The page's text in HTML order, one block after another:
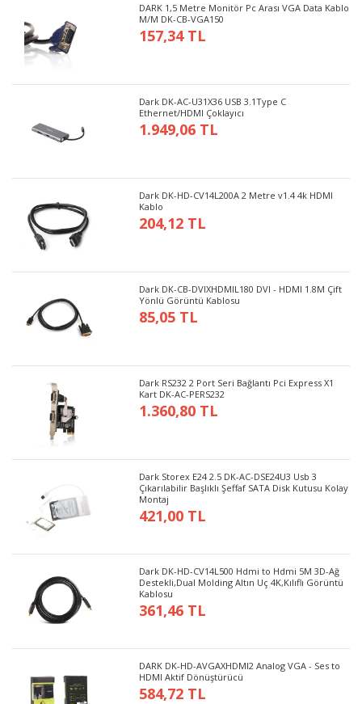
DARK 1,5 Metre Monitör Pc Arası VGA Data Kablo
M/M DK-CB-VGA150
157,34 TL
Dark DK-AC-U31X36 USB 3.1Type C
Ethernet/HDMI Çoklayıcı
1.949,06 TL
Dark DK-HD-CV14L200A 2 Metre v1.4 4k HDMI
Kablo
204,12 TL
Dark DK-CB-DVIXHDMIL180 DVI - HDMI 1.8M Çift
Yönlü Görüntü Kablosu
85,05 TL
Dark RS232 2 Port Seri Bağlantı Pci Express X1
Kart DK-AC-PERS232
1.360,80 TL
Dark Storex E24 2.5 DK-AC-DSE24U3 Usb 3
Çıkarılabilir Başlıklı Şeffaf SATA Disk Kutusu Kolay
Montaj
421,00 TL
Dark DK-HD-CV14L500 Hdmi to Hdmi 5M 3D-Ağ
Destekli,Dual Molding Altın Uç 4K,Kılıflı Görüntü
Kablosu
361,46 TL
DARK DK-HD-AVGAXHDMI2 Analog VGA - Ses to
HDMI Aktif Dönüştürücü
584,72 TL